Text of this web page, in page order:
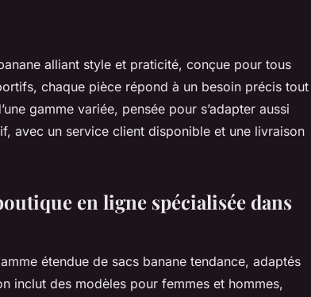
alliant style et praticité, conçue pour tous
chaque pièce répond à un besoin précis tout
gamme variée, pensée pour s’adapter aussi
avec un service client disponible et une livraison
en ligne spécialisée dans
étendue de sacs banane tendance, adaptés
inclut des modèles pour femmes et hommes,